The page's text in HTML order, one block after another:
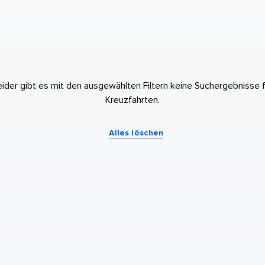
gibt es mit den ausgewählten Filtern keine Suchergebnisse
Kreuzfahrten.
Alles löschen